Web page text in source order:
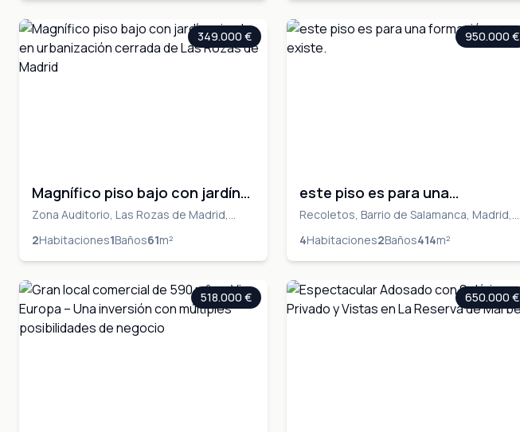
349.000 €
Magnífico piso bajo con jardín
privado en urbanización
cerrada de Las Rozas de Madrid
Zona Auditorio, Las Rozas de Madrid,
2Habitaciones1Baños61m²
950.000 €
este piso es para una
formación, no existe.
Recoletos, Barrio de Salamanca, Madrid,
4Habitaciones2Baños414m²
518.000 € 650.000 €